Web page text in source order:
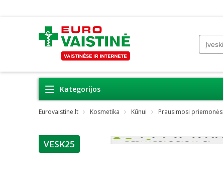
Kategorijos
Eurovaistine.lt Kosmetika Kūnui Prausimosi priemonės
patarimas
VESK25